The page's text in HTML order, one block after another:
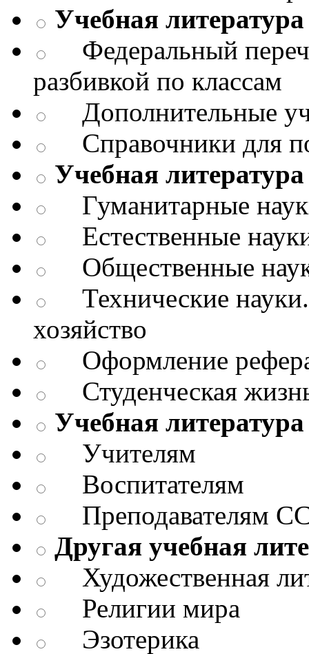
Учебная
Федеральный
разбивкой по классам
Дополнительные
Справочники для
Учебная литература
Гуманитарные
Естественные
Общественные
Технические
хозяйство
Оформление
Студенческая
Учебная литература
Учителям
Воспитателям
Преподавателям
Другая учебная
Художественная
Религии мира
Эзотерика